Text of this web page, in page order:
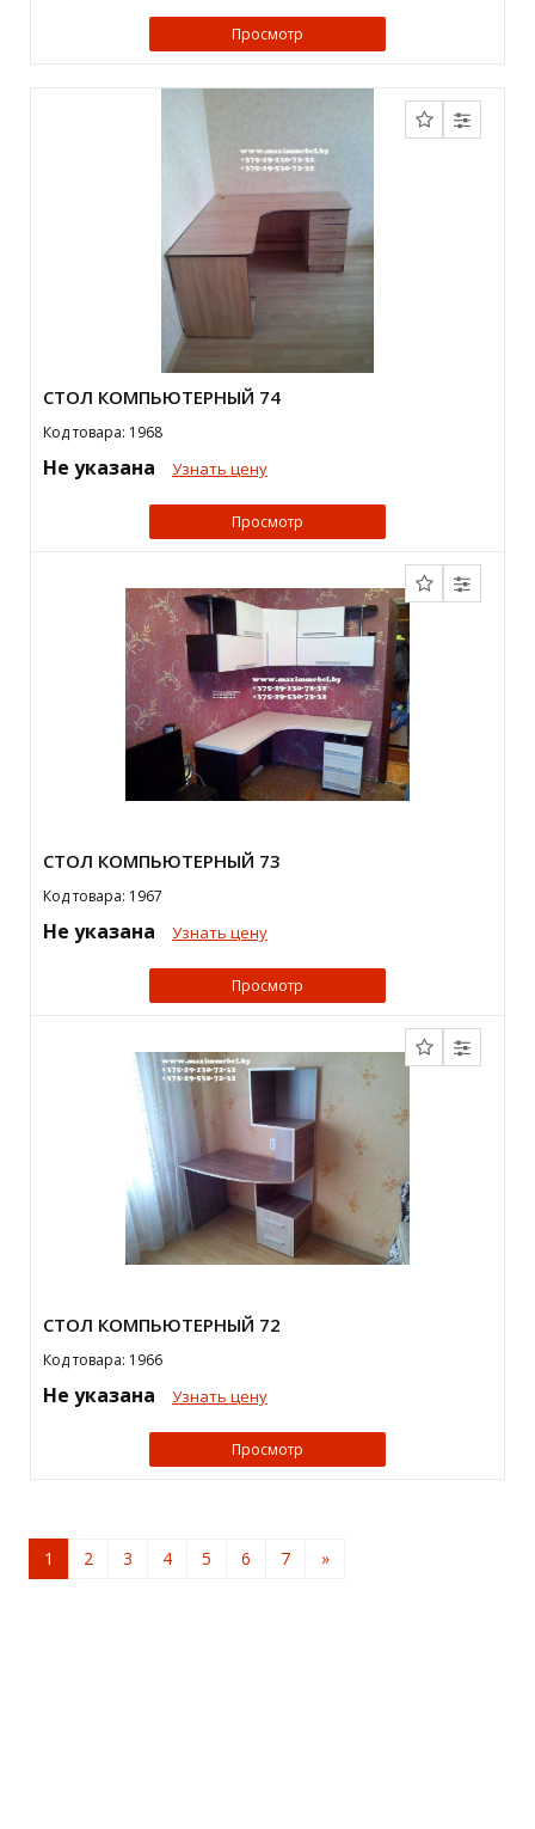
Просмотр
СТОЛ КОМПЬЮТЕРНЫЙ 74
Код товара: 1968
Не указана Узнать цену
Просмотр
СТОЛ КОМПЬЮТЕРНЫЙ 73
Код товара: 1967
Не указана Узнать цену
Просмотр
СТОЛ КОМПЬЮТЕРНЫЙ 72
Код товара: 1966
Не указана Узнать цену
Просмотр
1 2 3 4 5 6 7 »